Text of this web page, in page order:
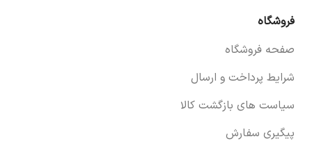
فروشگاه
صفحه فروشگاه
شرایط پرداخت و ارسال
سیاست های بازگشت کالا
پیگیری سفارش